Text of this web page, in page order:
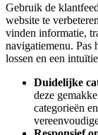
Gebruik de
website te
vinden informatie,
navigatiemenu. Pas
lossen en een
Duidelijke
deze
categorieën